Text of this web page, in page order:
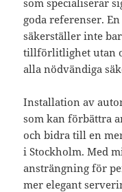
goda referenser.
säkerställer inte
tillförlitlighet utan
alla nödvändiga
Installation av
som kan förbättra
och bidra till en
i Stockholm. Med
ansträngning för
mer elegant